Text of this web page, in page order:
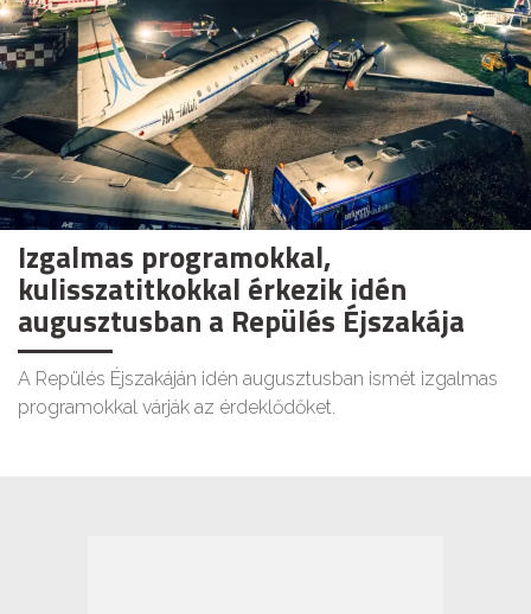
Izgalmas programokkal,
kulisszatitkokkal érkezik idén
augusztusban a Repülés Éjszakája
A Repülés Éjszakáján idén augusztusban ismét izgalmas
programokkal várják az érdeklődőket.